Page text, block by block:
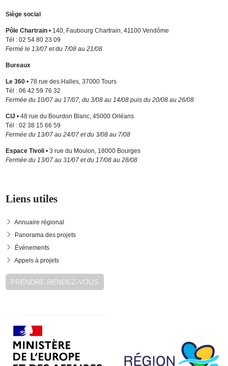
Siège social
Pôle Chartrain• 140, Faubourg Chartrain, 41100 Vendôme
Tél : 02 54 80 23 09
Fermé le 13/07 et du 7/08 au 21/08
Bureaux
Le 360• 78 rue des Halles, 37000 Tours
Tél : 06 42 59 76 32
Fermée du 10/07 au 17/07, du 3/08 au 14/08 puis du 20/08 au 26/08
CIJ • 48 rue du Bourdon Blanc, 45000 Orléans
Tél : 02 38 15 66 59
Fermée du 13/07 au 24/07 et du 3/08 au 7/08
Espace Tivoli• 3 rue du Moulon, 18000 Bourges
Fermée du 13/07 au 31/07 et du 17/08 au 28/08
Liens utiles
Annuaire régional
Panorama des projets
Événements
Appels à projets
PRENDRE RENDEZ-VOUS